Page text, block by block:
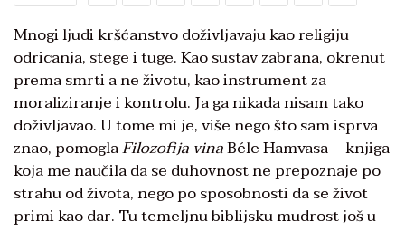
Mnogi ljudi kršćanstvo doživljavaju kao religiju
odricanja, stege i tuge. Kao sustav zabrana, okrenut
prema smrti a ne životu, kao instrument za
moraliziranje i kontrolu. Ja ga nikada nisam tako
doživljavao. U tome mi je, više nego što sam isprva
znao, pomoglaFilozofija vinaBéle Hamvasa – knjiga
koja me naučila da se duhovnost ne prepoznaje po
strahu od života, nego po sposobnosti da se život
primi kao dar. Tu temeljnu biblijsku mudrost još u